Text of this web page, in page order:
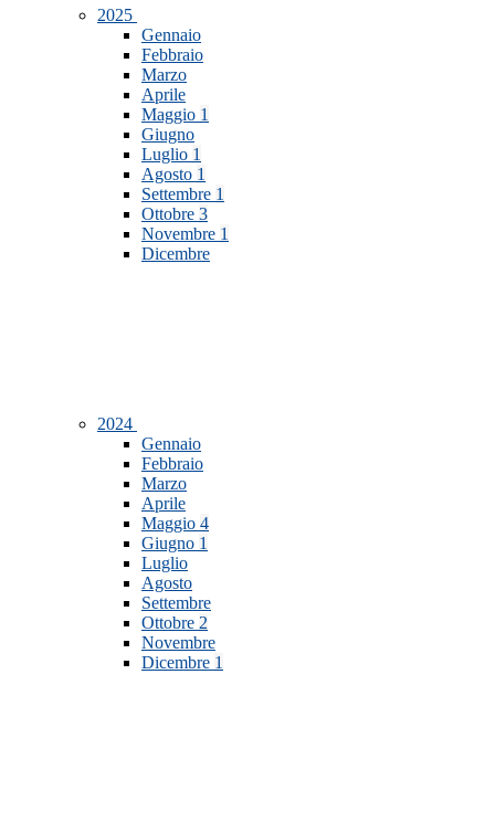
2025
Gennaio
Febbraio
Marzo
Aprile
Maggio 1
Giugno
Luglio 1
Agosto 1
Settembre 1
Ottobre 3
Novembre 1
Dicembre
2024
Gennaio
Febbraio
Marzo
Aprile
Maggio 4
Giugno 1
Luglio
Agosto
Settembre
Ottobre 2
Novembre
Dicembre 1